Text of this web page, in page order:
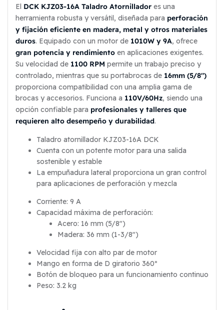
El DCK KJZ03-16A Taladro Atornillador es una
herramienta robusta y versátil, diseñada para perforación
y fijación eficiente en madera, metal y otros materiales
duros. Equipado con un motor de 1010W y 9A, ofrece
gran potencia y rendimiento en aplicaciones exigentes.
Su velocidad de 1100 RPM permite un trabajo preciso y
controlado, mientras que su portabrocas de 16mm (5/8″)
proporciona compatibilidad con una amplia gama de
brocas y accesorios. Funciona a 110V/60Hz, siendo una
opción confiable para profesionales y talleres que
requieren alto desempeño y durabilidad.
Taladro atornillador KJZ03-16A DCK
Cuenta con un potente motor para una salida
sostenible y estable
La empuñadura lateral proporciona un gran control
para aplicaciones de perforación y mezcla
Corriente: 9 A
Capacidad máxima de perforación:
Acero: 16 mm (5/8″)
Madera: 36 mm (1-3/8″)
Velocidad fija con alto par de motor
Mango en forma de D giratorio 360º
Botón de bloqueo para un funcionamiento continuo
Peso: 3.2 kg